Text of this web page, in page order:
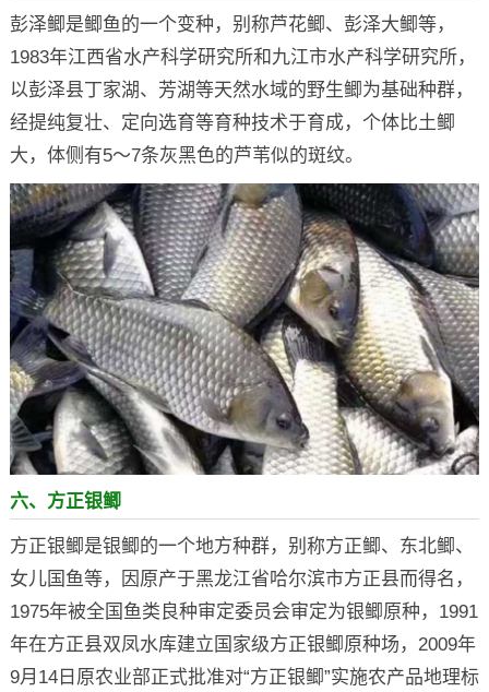
彭泽鲫是鲫鱼的一个变种，别称芦花鲫、彭泽大鲫等，
1983年江西省水产科学研究所和九江市水产科学研究所，
以彭泽县丁家湖、芳湖等天然水域的野生鲫为基础种群，
经提纯复壮、定向选育等育种技术于育成，个体比土鲫
大，体侧有5～7条灰黑色的芦苇似的斑纹。
六、方正银鲫
方正银鲫是银鲫的一个地方种群，别称方正鲫、东北鲫、
女儿国鱼等，因原产于黑龙江省哈尔滨市方正县而得名，
1975年被全国鱼类良种审定委员会审定为银鲫原种，1991
年在方正县双凤水库建立国家级方正银鲫原种场，2009年
9月14日原农业部正式批准对“方正银鲫”实施农产品地理标